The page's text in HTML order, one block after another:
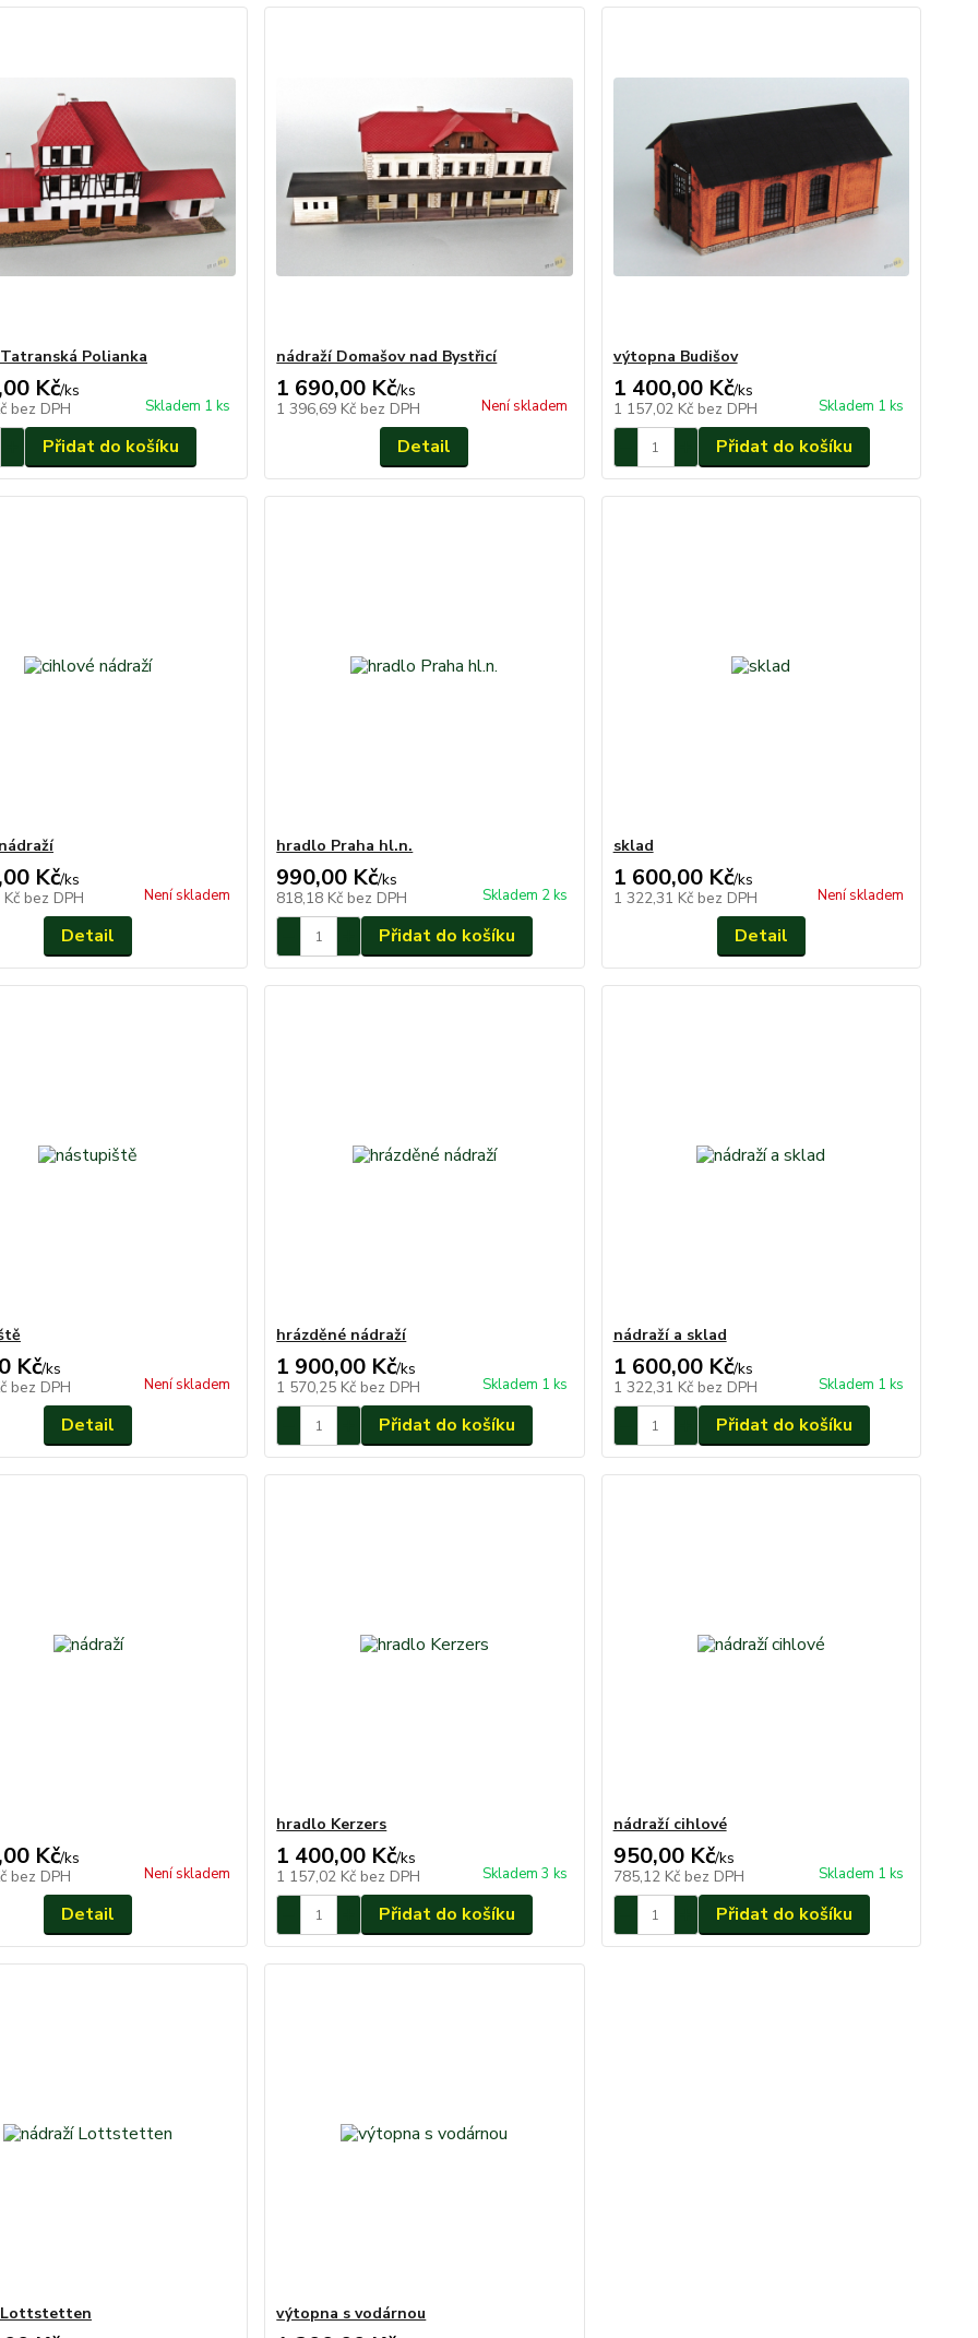
Polianka
Kč/ks
bez DPH Skladem 1 ks
Přidat do košíku
nádraží Domašov nad Bystřicí
1 690,00 Kč/ks
1 396,69 Kč bez DPH Není skladem
Detail
výtopna Budišov
1 400,00 Kč/ks
1 157,02 Kč bez DPH Skladem 1 ks
Přidat do košíku
Kč/ks
bez DPH Není skladem
Detail
hradlo Praha hl.n.
990,00 Kč/ks
818,18 Kč bez DPH Skladem 2 ks
Přidat do košíku
sklad
1 600,00 Kč/ks
1 322,31 Kč bez DPH Není skladem
Detail
Kč/ks
bez DPH Není skladem
Detail
hrázděné nádraží
1 900,00 Kč/ks
1 570,25 Kč bez DPH Skladem 1 ks
Přidat do košíku
nádraží a sklad
1 600,00 Kč/ks
1 322,31 Kč bez DPH Skladem 1 ks
Přidat do košíku
Kč/ks
bez DPH Není skladem
Detail
hradlo Kerzers
1 400,00 Kč/ks
1 157,02 Kč bez DPH Skladem 3 ks
Přidat do košíku
nádraží cihlové
950,00 Kč/ks
785,12 Kč bez DPH Skladem 1 ks
Přidat do košíku
Lottstetten výtopna s vodárnou